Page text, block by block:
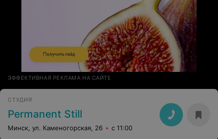
ЭФФЕКТИВНАЯ РЕКЛАМА НА САЙТЕ
СТУДИЯ
Permanent Still
Минск, ул. Каменогорская, 26 с 11:00